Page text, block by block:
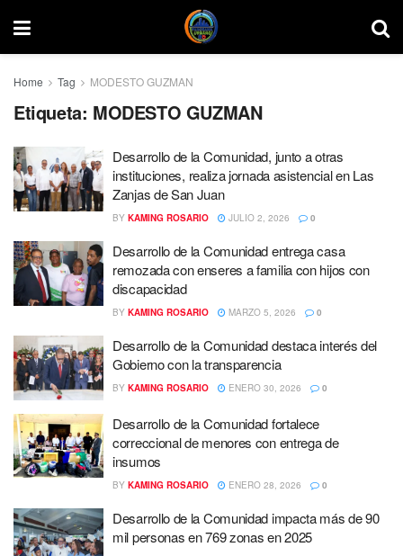
Home Tag MODESTO GUZMAN
Etiqueta: MODESTO GUZMAN
Desarrollo de la Comunidad, junto a otras
instituciones, realiza jornada asistencial en Las
Zanjas de San Juan
BY KAMING ROSARIO JULIO 2, 2026 0
Desarrollo de la Comunidad entrega casa
remozada con enseres a familia con hijos con
discapacidad
BY KAMING ROSARIO MARZO 5, 2026 0
Desarrollo de la Comunidad destaca interés del
Gobierno con la transparencia
BY KAMING ROSARIO ENERO 30, 2026 0
Desarrollo de la Comunidad fortalece
correccional de menores con entrega de
insumos
BY KAMING ROSARIO ENERO 28, 2026 0
Desarrollo de la Comunidad impacta más de 90
mil personas en 769 zonas en 2025